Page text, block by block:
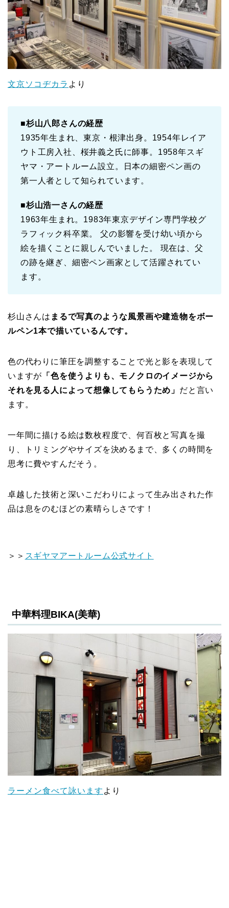
文京ソコヂカラ より
■杉山八郎さんの経歴
1935年生まれ、東京・根津出身。1954年レイア
ウト工房入社、桜井義之氏に師事。1958年スギ
ヤマ・アートルーム設立。日本の細密ペン画の
第一人者として知られています。
■杉山浩一さんの経歴
1963年生まれ。1983年東京デザイン専門学校グ
ラフィック科卒業。 父の影響を受け幼い頃から
絵を描くことに親しんでいました。 現在は、父
の跡を継ぎ、細密ペン画家として活躍されてい
ます。
杉山さんは まるで写真のような風景画や建造物をボー
ルペン1本で描いているんです。
色の代わりに筆圧を調整することで光と影を表現して
いますが 「色を使うよりも、モノクロのイメージから
それを見る人によって想像してもらうため」 だと言い
ます。
一年間に描ける絵は数枚程度で、何百枚と写真を撮
り、トリミングやサイズを決めるまで、多くの時間を
思考に費やすんだそう。
卓越した技術と深いこだわりによって生み出された作
品は息をのむほどの素晴らしさです！
＞＞ スギヤマアートルーム公式サイト
中華料理BIKA(美華)
ラーメン食べて詠います より